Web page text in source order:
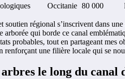
Occitanie 80 000
régional s’inscrivent dans
arborée qui borde ce canal
probables, tout en partageant mes
renforçant une filière locale qui se
le long du